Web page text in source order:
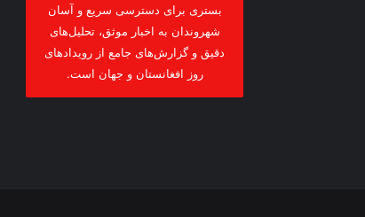
بستری برای دسترسی سریع و آسان
شهروندان به اخبار موثق، تحلیل‌های
دقیق و گزارش‌های جامع از رویدادهای
روز افغانستان و جهان است.